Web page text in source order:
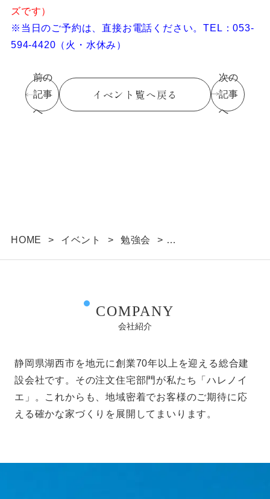
ズです）
※当日のご予約は、直接お電話ください。TEL：053-
594-4420（火・水休み）
前の
記事
へ
イベント覧へ戻る
次の
記事
へ
HOME > イベント > 勉強会
>
COMPANY
会社紹介
静岡県湖西市を地元に創業70年以上を迎える総合建
設会社です。その注文住宅部門が私たち「ハレノイ
エ」。これからも、地域密着でお客様のご期待に応
える確かな家づくりを展開してまいります。